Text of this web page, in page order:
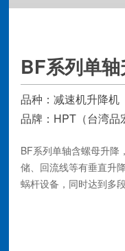
BF系列单
品种：减速机升降机
品牌：HPT（台湾品
BF系列单轴含螺母升降
储、回流线等有垂直升
蜗杆设备，同时达到多